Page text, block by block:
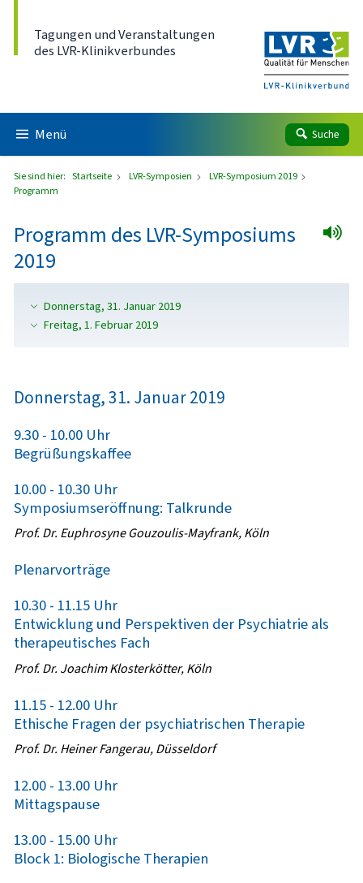
Tagungen und Veranstaltungen
des LVR-Klinikverbundes
Menü Suche
Sie sind hier: Startseite LVR-Symposien
LVR-Symposium 2019
Programm
Programm des LVR-Symposiums
2019
Donnerstag, 31. Januar 2019
Freitag, 1. Februar 2019
Donnerstag, 31. Januar 2019
9.30 - 10.00 Uhr
Begrüßungskaffee
10.00 - 10.30 Uhr
Symposiumseröffnung: Talkrunde
Prof. Dr. Euphrosyne Gouzoulis-Mayfrank, Köln
Plenarvorträge
10.30 - 11.15 Uhr
Entwicklung und Perspektiven der Psychiatrie als
therapeutisches Fach
Prof. Dr. Joachim Klosterkötter, Köln
11.15 - 12.00 Uhr
Ethische Fragen der psychiatrischen Therapie
Prof. Dr. Heiner Fangerau, Düsseldorf
12.00 - 13.00 Uhr
Mittagspause
13.00 - 15.00 Uhr
Block 1: Biologische Therapien